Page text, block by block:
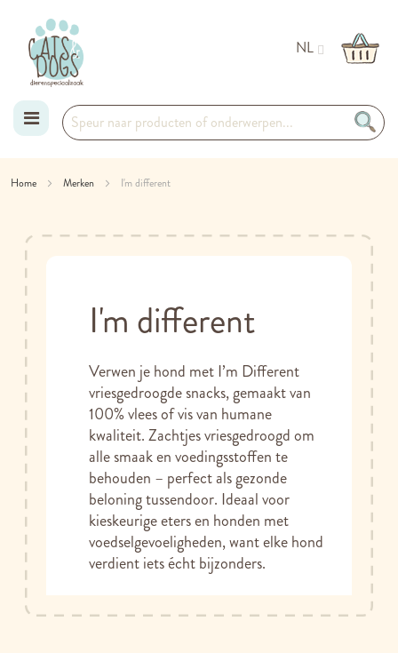
NL
inhoud
Home Merken I'm different
I'm different
Verwen je hond met I’m Different
vriesgedroogde snacks, gemaakt van
100% vlees of vis van humane
kwaliteit. Zachtjes vriesgedroogd om
alle smaak en voedingsstoffen te
behouden – perfect als gezonde
beloning tussendoor. Ideaal voor
kieskeurige eters en honden met
voedselgevoeligheden, want elke hond
verdient iets écht bijzonders.